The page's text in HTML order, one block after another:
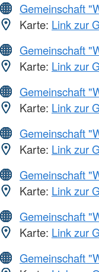
Gemeinschaft
Karte: Link zur
Gemeinschaft
Karte: Link zur
Gemeinschaft
Karte: Link zur
Gemeinschaft
Karte: Link zur
Gemeinschaft
Karte: Link zur
Gemeinschaft
Karte: Link zur
Gemeinschaft